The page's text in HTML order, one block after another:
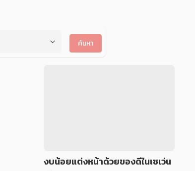
ค้นหา
งบน้อยแต่งหน้าด้วยของดีในเซเว่น